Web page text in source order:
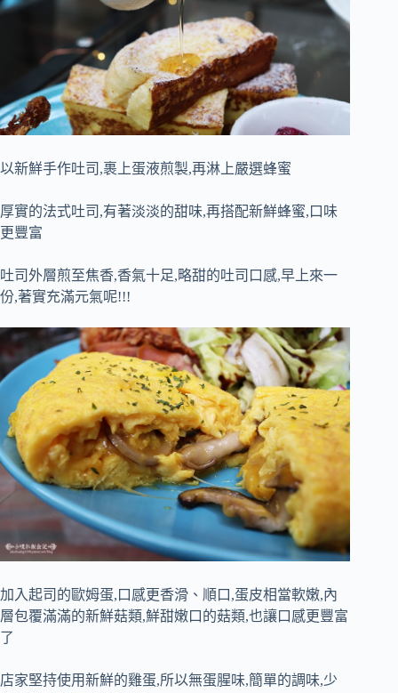
以新鮮手作吐司,裹上蛋液煎製,再淋上嚴選蜂蜜
厚實的法式吐司,有著淡淡的甜味,再搭配新鮮蜂蜜,口味
更豐富
吐司外層煎至焦香,香氣十足,略甜的吐司口感,早上來一
份,著實充滿元氣呢!!!
加入起司的歐姆蛋,口感更香滑、順口,蛋皮相當軟嫩,內
層包覆滿滿的新鮮菇類,鮮甜嫩口的菇類,也讓口感更豐富
了
店家堅持使用新鮮的雞蛋,所以無蛋腥味,簡單的調味,少